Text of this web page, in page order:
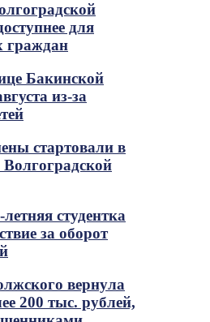
для
граждан
Бакинской
из-за
стартовали в
Волгоградской
студентка
за оборот
вернула
200 тыс. рублей,